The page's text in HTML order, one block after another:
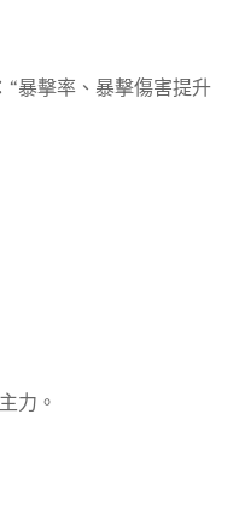
“暴擊率、暴擊傷害提升
力。